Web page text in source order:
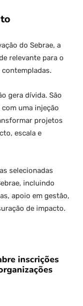
do Sebrae, a
relevante para o
gera dívida. São
uma injeção
projetos
escala e
selecionadas
incluindo
apoio em gestão,
de impacto.
inscrições